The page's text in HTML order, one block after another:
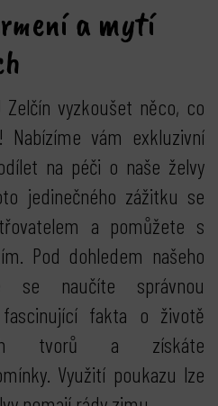
a mytí
Zelčín vyzkoušet něco, co
Nabízíme vám exkluzivní
na péči o naše želvy
jedinečného zážitku se
a pomůžete s
Pod dohledem našeho
se naučíte správnou
fakta o životě
tvorů a získáte
Využití poukazu lze